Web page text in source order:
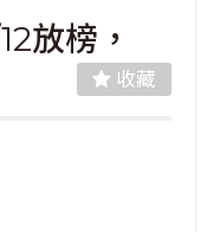
放榜，
收藏